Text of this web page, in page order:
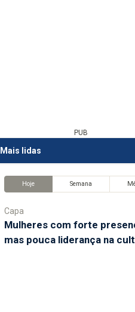
PUB
Mais lidas
Hoje Semana
Capa
Mulheres com forte
mas pouca liderança na